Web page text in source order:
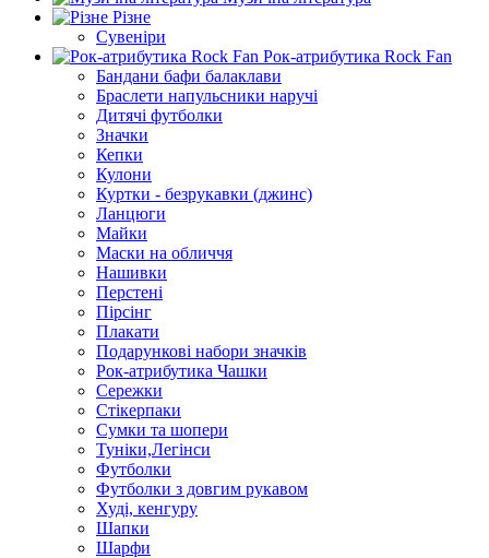
Різне
Сувеніри
Рок-атрибутика Rock Fan
Бандани бафи балаклави
Браслети напульсники наручі
Дитячі футболки
Значки
Кепки
Кулони
Куртки - безрукавки (джинс)
Ланцюги
Майки
Маски на обличчя
Нашивки
Перстені
Пірсінг
Плакати
Подарункові набори значків
Рок-атрибутика Чашки
Сережки
Стікерпаки
Сумки та шопери
Туніки,Легінси
Футболки
Футболки з довгим рукавом
Худі, кенгуру
Шапки
Шарфи